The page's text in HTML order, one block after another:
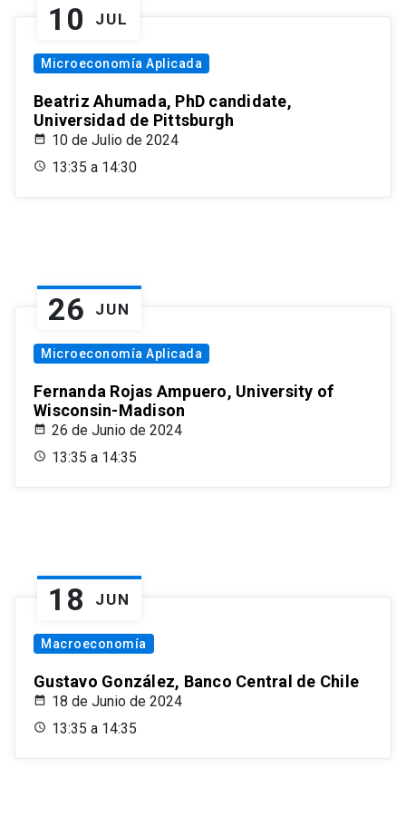
10 JUL
Microeconomía Aplicada
Beatriz Ahumada, PhD candidate,
Universidad de Pittsburgh
10 de Julio de 2024
13:35 a 14:30
26 JUN
Microeconomía Aplicada
Fernanda Rojas Ampuero, University of
Wisconsin-Madison
26 de Junio de 2024
13:35 a 14:35
18 JUN
Macroeconomía
Gustavo González, Banco Central de Chile
18 de Junio de 2024
13:35 a 14:35